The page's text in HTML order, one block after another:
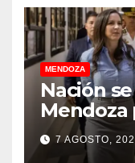
MENDOZA
Nación
Mendoza
celulares
provincia
7 AGOSTO,